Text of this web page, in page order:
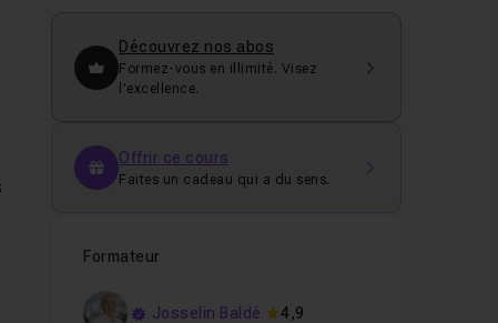
Découvrez nos abos
Formez-vous en illimité. Visez
l’excellence.
Offrir ce cours
Faites un cadeau qui a du sens.
Formateur
Josselin Baldé 4,9